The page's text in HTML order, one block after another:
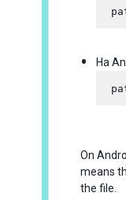
На
On
means
the file.